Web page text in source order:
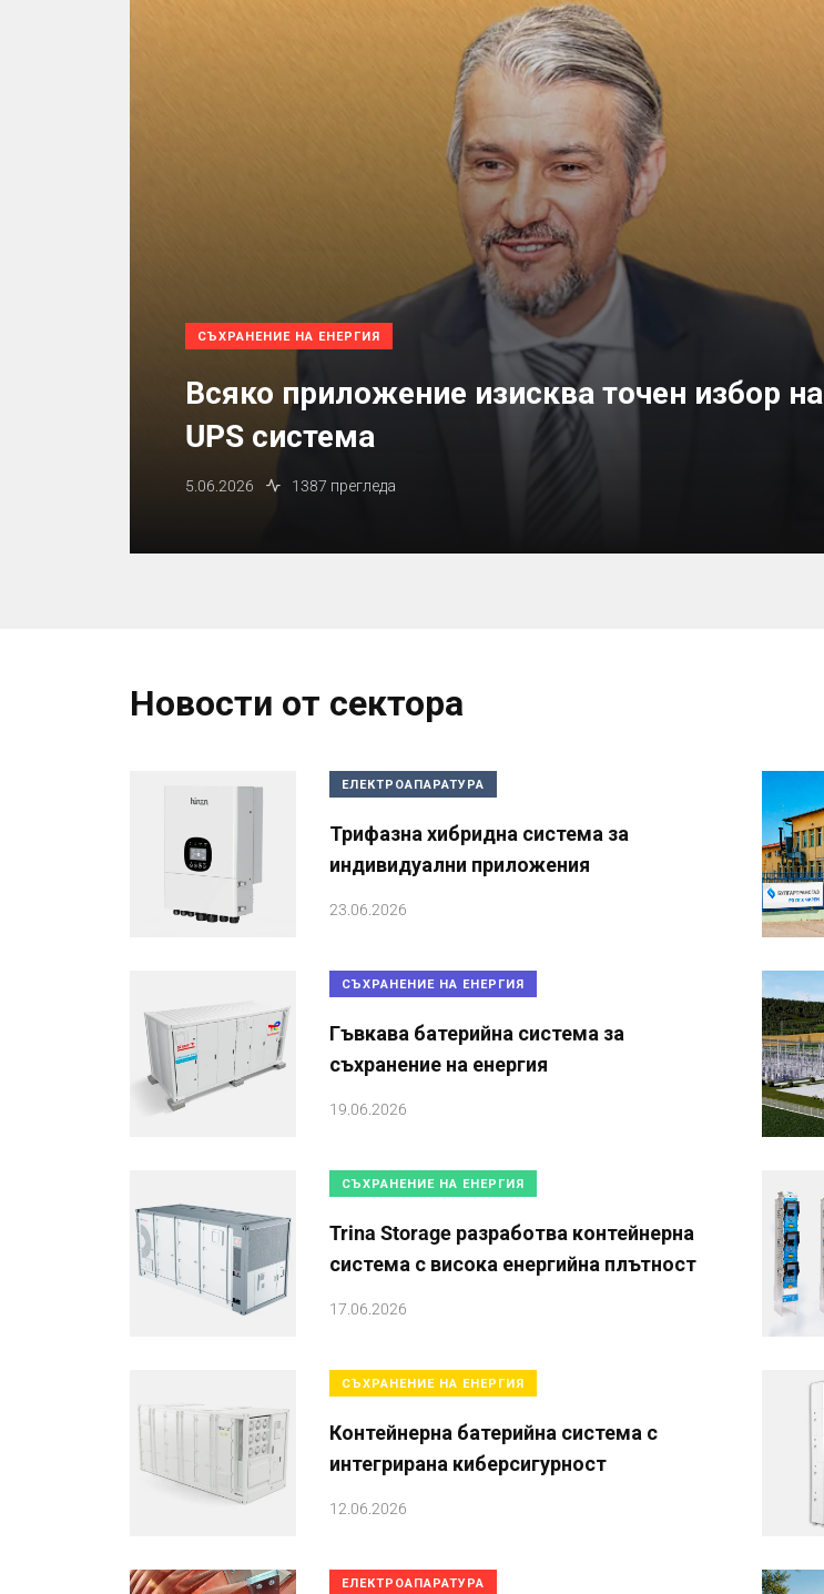
СЪХРАНЕНИЕ НА ЕНЕРГИЯ
Всяко приложение изисква точен избор на
UPS система
5.06.2026 1387 прегледа
Новости от сектора
ЕЛЕКТРОАПАРАТУРА
Трифазна хибридна система за
индивидуални приложения
23.06.2026
СЪХРАНЕНИЕ НА ЕНЕРГИЯ
Гъвкава батерийна система за
съхранение на енергия
19.06.2026
СЪХРАНЕНИЕ НА ЕНЕРГИЯ
Trina Storage разработва контейнерна
система с висока енергийна плътност
17.06.2026
СЪХРАНЕНИЕ НА ЕНЕРГИЯ
Контейнерна батерийна система с
интегрирана киберсигурност
12.06.2026
ЕЛЕКТРОАПАРАТУРА